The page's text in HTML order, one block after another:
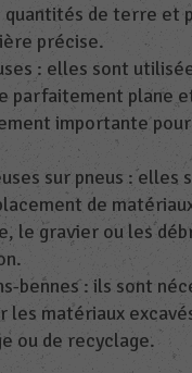
quantités de terre et
précise.
: elles sont
parfaitement plane
importante
sur pneus : elles
de
le gravier ou les
bennes : ils sont
les matériaux
ou de recyclage.